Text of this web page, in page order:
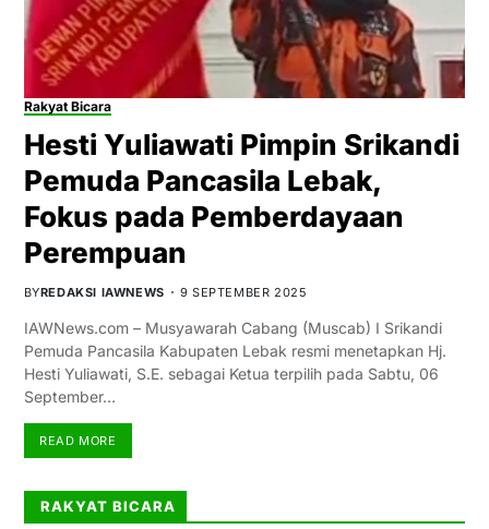
Rakyat Bicara
Hesti Yuliawati Pimpin Srikandi
Pemuda Pancasila Lebak,
Fokus pada Pemberdayaan
Perempuan
BYREDAKSI IAWNEWS 9 SEPTEMBER 2025
IAWNews.com – Musyawarah Cabang (Muscab) I Srikandi
Pemuda Pancasila Kabupaten Lebak resmi menetapkan Hj.
Hesti Yuliawati, S.E. sebagai Ketua terpilih pada Sabtu, 06
September…
READ MORE
RAKYAT BICARA